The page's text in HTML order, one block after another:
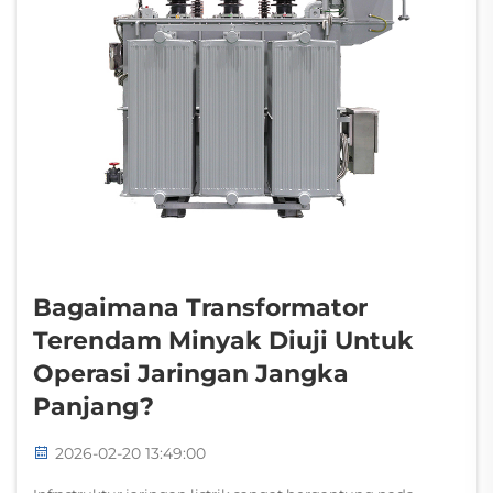
Bagaimana Transformator
Terendam Minyak Diuji Untuk
Operasi Jaringan Jangka
Panjang?
2026-02-20 13:49:00